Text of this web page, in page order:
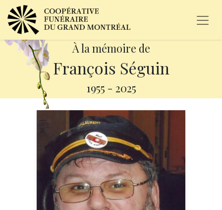
À la mémoire de
François Séguin
1955 - 2025